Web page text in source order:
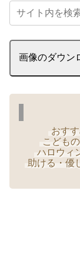
画像のダウン
おす
こどもの
ハロウィ
助ける・優